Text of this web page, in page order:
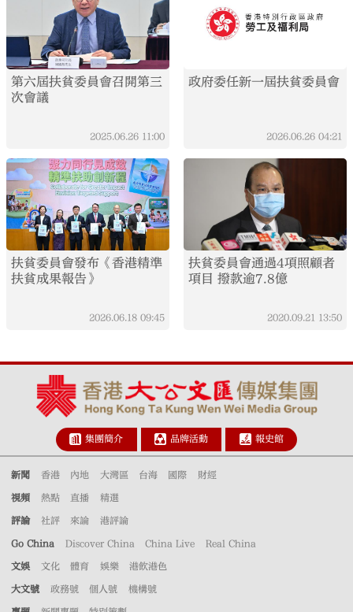
第六屆扶貧委員會召開第三
次會議
2025.06.26 11:00
政府委任新一屆扶貧委員會
2026.06.26 04:21
​​​扶貧委員會發布《香港精準
扶貧成果報告》
2026.06.18 09:45
扶貧委員會通過4項照顧者
項目 撥款逾7.8億
2020.09.21 13:50
集團簡介 品牌活動 報史館
新聞 香港 內地 大灣區 台海 國際 財經
視頻 熱點 直播 精選
評論 社評 來論 港評論
Go China Discover China China Live Real China
文娛 文化 體育 娛樂 港飲港色
大文號 政務號 個人號 機構號